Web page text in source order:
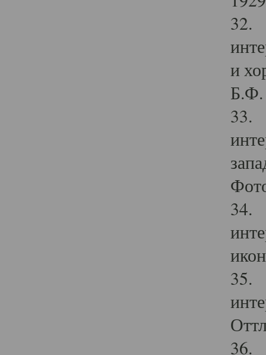
32.
и
Б.Ф.
33.
34.
35.
36.